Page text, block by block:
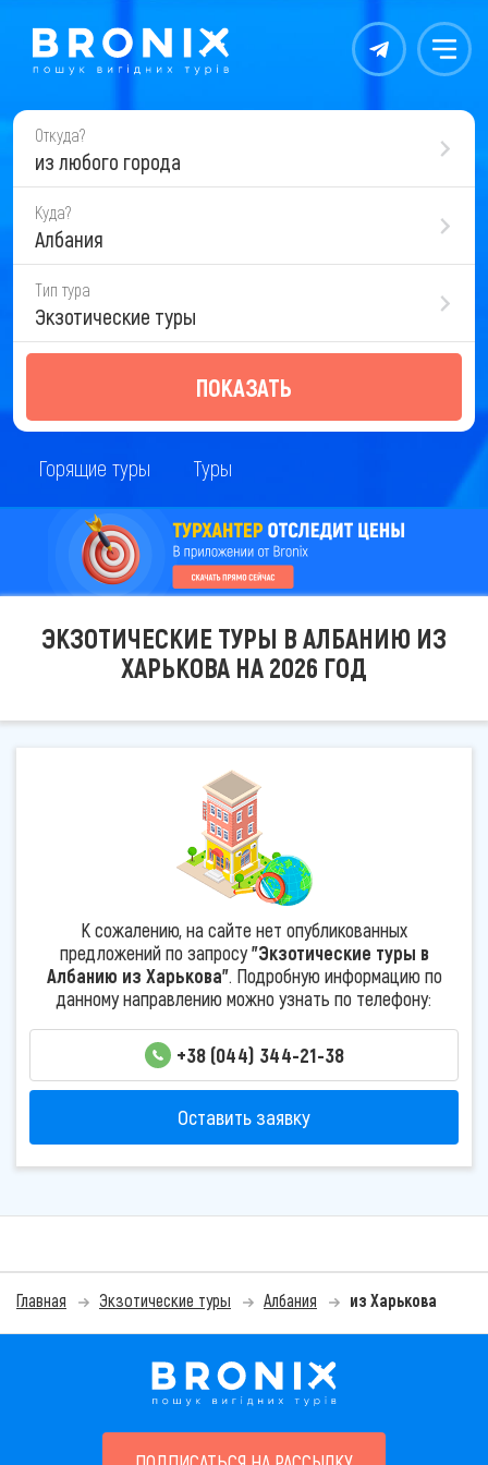
Контакты Меню
Откуда?
из любого города
Куда?
Албания
Тип тура
Экзотические туры
ПОКАЗАТЬ
Горящие туры Туры
ЭКЗОТИЧЕСКИЕ ТУРЫ В АЛБАНИЮ ИЗ
ХАРЬКОВА НА 2026 ГОД
К сожалению, на сайте нет опубликованных
предложений по запросу"Экзотические туры в
Албанию из Харькова". Подробную информацию по
данному направлению можно узнать по телефону:
+38 (044) 344-21-38
Оставить заявку
Главная Экзотические туры Албания из Харькова